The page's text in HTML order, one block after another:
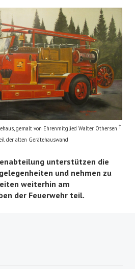
gemalt von Ehrenmitglied Walter Othersen †
der alten Gerätehauswand
unterstützen die
und nehmen zu
weiterhin am
der Feuerwehr teil.